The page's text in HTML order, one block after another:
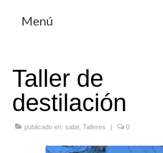
Menú
Programa de residencia
CRUCERO
Quedate con nosotras
Taller de
destilación
publicado en: sabir, Talleres | 0